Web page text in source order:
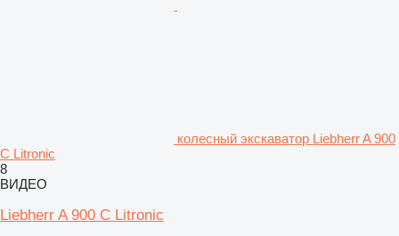
колесный экскаватор Liebherr A 900
C Litronic
8
ВИДЕО
Liebherr A 900 C Litronic